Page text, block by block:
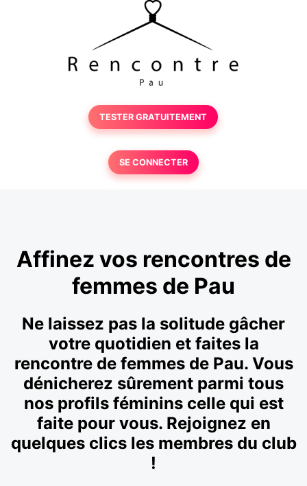
TESTER GRATUITEMENT
SE CONNECTER
Affinez vos rencontres de
femmes de Pau
Ne laissez pas la solitude gâcher
votre quotidien et faites la
rencontre de femmes de Pau. Vous
dénicherez sûrement parmi tous
nos profils féminins celle qui est
faite pour vous. Rejoignez en
quelques clics les membres du club
!